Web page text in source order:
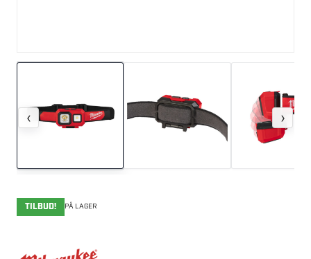
‹ ›
TILBUD! PÅ LAGER